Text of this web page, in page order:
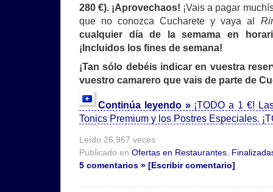
280 €). ¡Aprovechaos! ¡Vais a pagar
que no conozca Cucharete y vaya al
cualquier día de la semama en
¡Incluidos los fines de semana!
¡Tan sólo debéis indicar en vuestra
vuestro camarero que vais de parte de
Continúa leyendo » ¡TODO a 1 €!
Tonics Premium y los Postres Especiales.
Leído 26,967 veces
Publicado en Ofertas en Restaurantes
5 comentarios » [Escribir comentario]